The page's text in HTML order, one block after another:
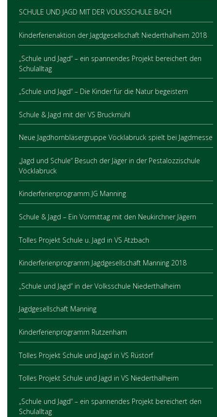
SCHULE UND JAGD MIT DER VOLKSSCHULE BACH
Kinderferienaktion der Jagdgesellschaft Niederthalheim 2018
„Schule und Jagd“ – ein spannendes Projekt bereichert den
Schulalltag
„Schule und Jagd“ – Die Kinder für die Natur begeistern
Schule & Jagd mit der VS Bruckmühl
Neue Jagdhornbläsergruppe Vöcklabruck spielt bei Jagdmesse
„Jagd und Schule“ Besuch der Jäger in der Pestalozzischule
Vöcklabruck
Kinderferienprogramm JG Manning
Schule & Jagd – Ein Vormittag mit den Neukirchner Jägern
Tolles Projekt Schule u. Jagd in VS Atzbach
Kinderferienprogramm Jagdgesellschaft Manning 2018
„Schule und Jagd“ in der Volksschule Niederthalheim
Jagdgesellschaft Manning
Kinderferienprogramm Rutzenham
Tolles Projekt Schule und Jagd in VS Rüstorf
Tolles Projekt Schule und Jagd in VS Niederthalheim
„Schule und Jagd“ – ein spannendes Projekt bereichert den
Schulalltag